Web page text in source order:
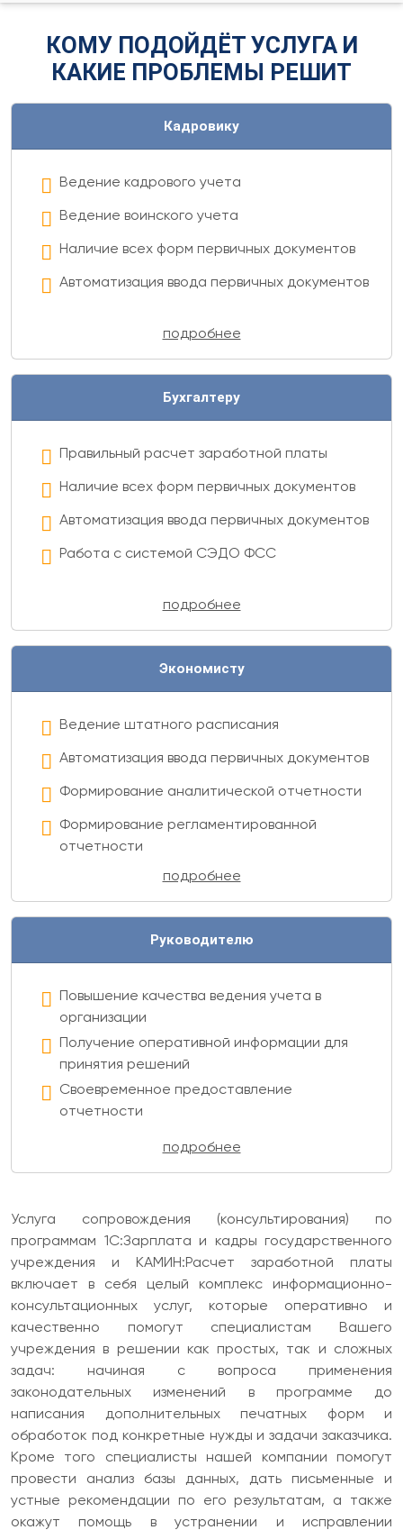
КОМУ ПОДОЙДЁТ УСЛУГА И
КАКИЕ ПРОБЛЕМЫ РЕШИТ
Кадровику
Ведение кадрового учета
Ведение воинского учета
Наличие всех форм первичных документов
Автоматизация ввода первичных документов
подробнее
Бухгалтеру
Правильный расчет заработной платы
Наличие всех форм первичных документов
Автоматизация ввода первичных документов
Работа с системой СЭДО ФСС
отчетности
подробнее
Экономисту
Ведение штатного расписания
Автоматизация ввода первичных документов
Формирование аналитической отчетности
Формирование регламентированной
отчетности
подробнее
Руководителю
Повышение качества ведения учета в
организации
Получение оперативной информации для
принятия решений
Своевременное предоставление
отчетности
подробнее
Услуга сопровождения (консультирования) по
программам 1С:Зарплата и кадры государственного
учреждения и КАМИН:Расчет заработной платы
включает в себя целый комплекс информационно-
консультационных услуг, которые оперативно и
качественно помогут специалистам Вашего
учреждения в решении как простых, так и сложных
задач: начиная с вопроса применения
законодательных изменений в программе до
написания дополнительных печатных форм и
обработок под конкретные нужды и задачи заказчика.
Кроме того специалисты нашей компании помогут
провести анализ базы данных, дать письменные и
устные рекомендации по его результатам, а также
окажут помощь в устранении и исправлении